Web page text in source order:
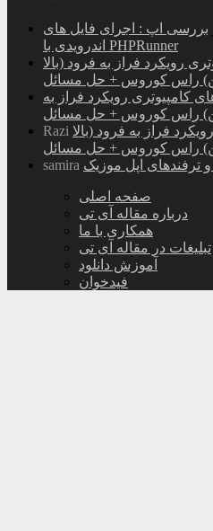
بررسی اپ : اجرای فایل های PHP در گوشی
اندرویدی با PHPRunner
رویکرد فراز به فرود (بالا
راس کوروس + حل مسائل
کامپیوتری رویکرد فراز به
راس کوروس + حل مسائل
Razi فراز به فرود (بالا
راس کوروس + حل مسائل
samira
صفحه اصلی
درباره مقاله آی تی
همکاری با ما
تبلیغات در مقاله آی تی
آموزش دانلود
فیدخوان